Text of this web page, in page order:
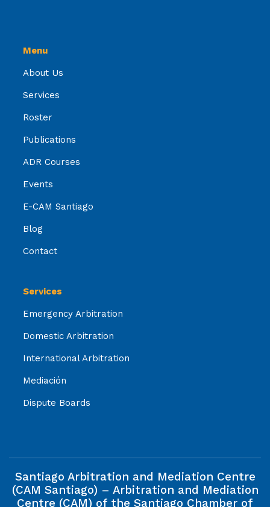
Menu
About Us
Services
Roster
Publications
ADR Courses
Events
E-CAM Santiago
Blog
Contact
Services
Emergency Arbitration
Domestic Arbitration
International Arbitration
Mediación
Dispute Boards
Santiago Arbitration and Mediation Centre
(CAM Santiago) – Arbitration and Mediation
Centre (CAM) of the Santiago Chamber of